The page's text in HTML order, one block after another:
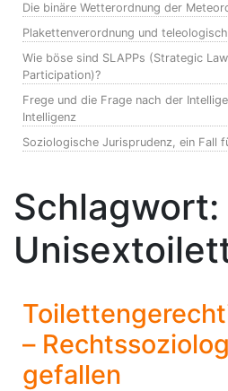
Die binäre Wetterordnung der
Plakettenverordnung und
Wie böse sind SLAPPs (Strategic
Participation)?
Frege und die Frage nach der
Intelligenz
Soziologische Jurisprudenz, ein Fall
Schlagwort:
–
gefallen